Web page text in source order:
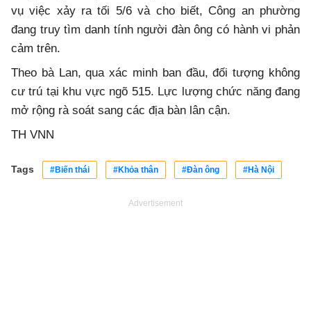
vụ việc xảy ra tối 5/6 và cho biết, Công an phường
đang truy tìm danh tính người đàn ông có hành vi phản
cảm trên.
Theo bà Lan, qua xác minh ban đầu, đối tượng không
cư trú tại khu vực ngõ 515. Lực lượng chức năng đang
mở rộng rà soát sang các địa bàn lân cận.
TH VNN
Tags #Biến thái #Khỏa thân #Đàn ông #Hà Nội
Advertisement